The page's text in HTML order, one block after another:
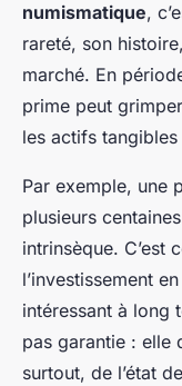
numismatique,
rareté, son
marché. En
prime peut
les actifs
Par exemple, une
plusieurs
intrinsèque. C’est
l’investissement
intéressant à long
pas garantie : elle
surtout, de l’état